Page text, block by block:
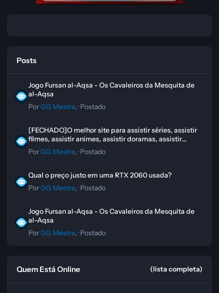
Posts
Jogo Fursan al-Aqsa - Os Cavaleiros da Mesquita de
al-Aqsa
PorGG Mestre, ·Postado
[FECHADO]O melhor site para assistir séries, assistir
filmes, assistir animes, assistir doramas, assistir
novelas
PorGG Mestre, ·Postado
Qual o preço justo em uma RTX 2060 usada?
PorGG Mestre, ·Postado
Jogo Fursan al-Aqsa - Os Cavaleiros da Mesquita de
al-Aqsa
PorGG Mestre, ·Postado
Quem Está Online (lista completa)